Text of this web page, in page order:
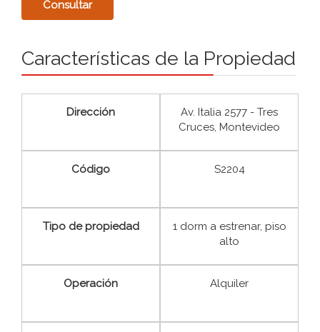
Características de la Propiedad
Dirección
Av. Italia 2577 - Tres
Cruces, Montevideo
Código S2204
Tipo de propiedad
1 dorm a estrenar, piso
alto
Operación Alquiler